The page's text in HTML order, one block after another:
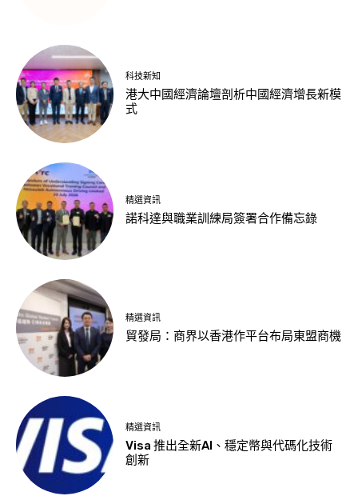
科技新知
港大中國經濟論壇剖析中國經濟增長新模
式
精選資訊
諾科達與職業訓練局簽署合作備忘錄
精選資訊
貿發局：商界以香港作平台布局東盟商機
精選資訊
Visa 推出全新AI、穩定幣與代碼化技術
創新